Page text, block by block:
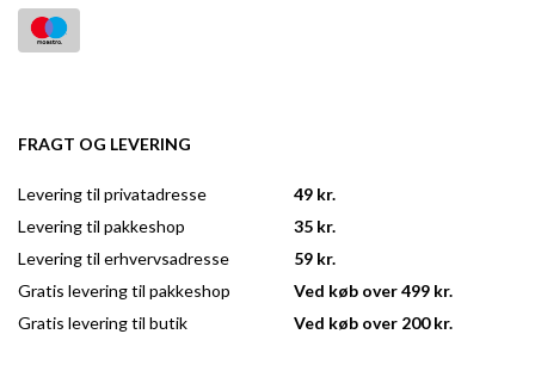
FRAGT OG LEVERING
Levering til privatadresse
Levering til pakkeshop
Levering til erhvervsadresse
Gratis levering til pakkeshop
Gratis levering til butik
49 kr.
35 kr.
59 kr.
Ved køb over 499 kr.
Ved køb over 200 kr.